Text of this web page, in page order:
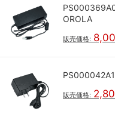
OROLA
販売価格:
販売価格: